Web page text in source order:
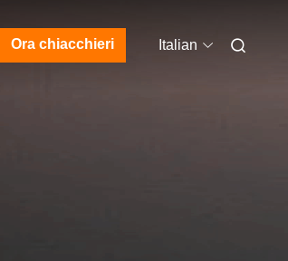
Ora chiacchieri Italian